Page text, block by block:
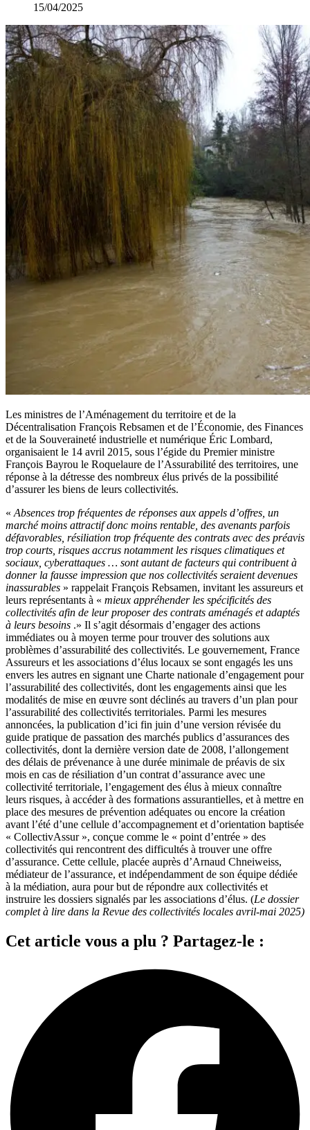
15/04/2025
Les ministres de l’Aménagement du territoire et de la
Décentralisation François Rebsamen et de l’Économie, des Finances
et de la Souveraineté industrielle et numérique Éric Lombard,
organisaient le 14 avril 2015, sous l’égide du Premier ministre
François Bayrou le Roquelaure de l’Assurabilité des territoires, une
réponse à la détresse des nombreux élus privés de la possibilité
d’assurer les biens de leurs collectivités.
«Absences trop fréquentes de réponses aux appels d’offres, un
marché moins attractif donc moins rentable, des avenants parfois
défavorables, résiliation trop fréquente des contrats avec des préavis
trop courts, risques accrus notamment les risques climatiques et
sociaux, cyberattaques … sont autant de facteurs qui contribuent à
donner la fausse impression que nos collectivités seraient devenues
inassurables » rappelait François Rebsamen, invitant les assureurs et
leurs représentants à « mieux appréhender les spécificités des
collectivités afin de leur proposer des contrats aménagés et adaptés
à leurs besoins .» Il s’agit désormais d’engager des actions
immédiates ou à moyen terme pour trouver des solutions aux
problèmes d’assurabilité des collectivités. Le gouvernement, France
Assureurs et les associations d’élus locaux se sont engagés les uns
envers les autres en signant une Charte nationale d’engagement pour
l’assurabilité des collectivités, dont les engagements ainsi que les
modalités de mise en œuvre sont déclinés au travers d’un plan pour
l’assurabilité des collectivités territoriales. Parmi les mesures
annoncées, la publication d’ici fin juin d’une version révisée du
guide pratique de passation des marchés publics d’assurances des
collectivités, dont la dernière version date de 2008, l’allongement
des délais de prévenance à une durée minimale de préavis de six
mois en cas de résiliation d’un contrat d’assurance avec une
collectivité territoriale, l’engagement des élus à mieux connaître
leurs risques, à accéder à des formations assurantielles, et à mettre en
place des mesures de prévention adéquates ou encore la création
avant l’été d’une cellule d’accompagnement et d’orientation baptisée
« CollectivAssur », conçue comme le « point d’entrée » des
collectivités qui rencontrent des difficultés à trouver une offre
d’assurance. Cette cellule, placée auprès d’Arnaud Chneiweiss,
médiateur de l’assurance, et indépendamment de son équipe dédiée
à la médiation, aura pour but de répondre aux collectivités et
instruire les dossiers signalés par les associations d’élus. (Le dossier
complet à lire dans la Revue des collectivités locales avril-mai 2025)
Cet article vous a plu ? Partagez-le :